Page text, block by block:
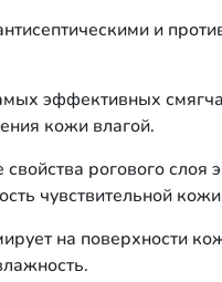
и
эффективных
кожи влагой.
рогового слоя
чувствительной
на поверхности